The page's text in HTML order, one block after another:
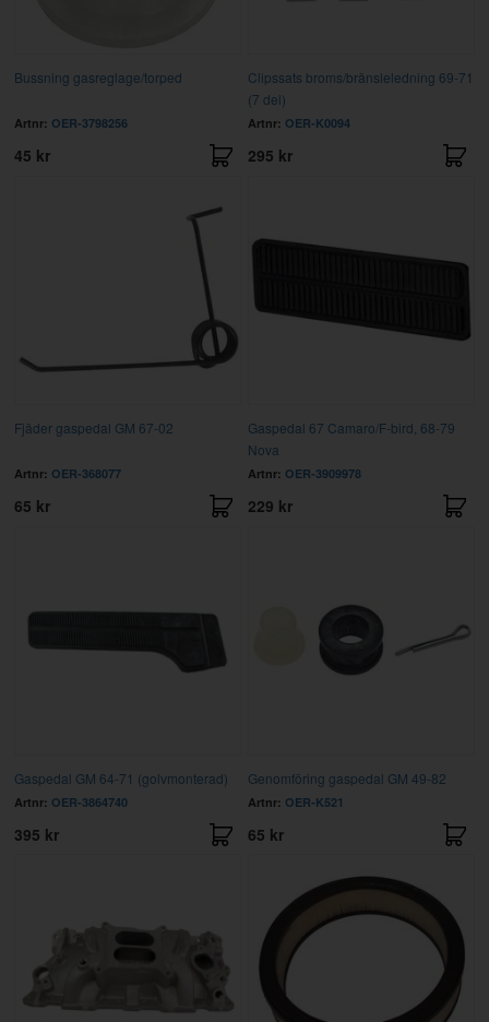
Bussning gasreglage/torped
Artnr: OER-3798256
45 kr
Clipssats broms/bränsleledning 69-71
(7 del)
Artnr: OER-K0094
295 kr
Fjäder gaspedal GM 67-02
Artnr: OER-368077
65 kr
Gaspedal 67 Camaro/F-bird, 68-79
Nova
Artnr: OER-3909978
229 kr
Gaspedal GM 64-71 (golvmonterad)
Artnr: OER-3864740
395 kr
Genomföring gaspedal GM 49-82
Artnr: OER-K521
65 kr